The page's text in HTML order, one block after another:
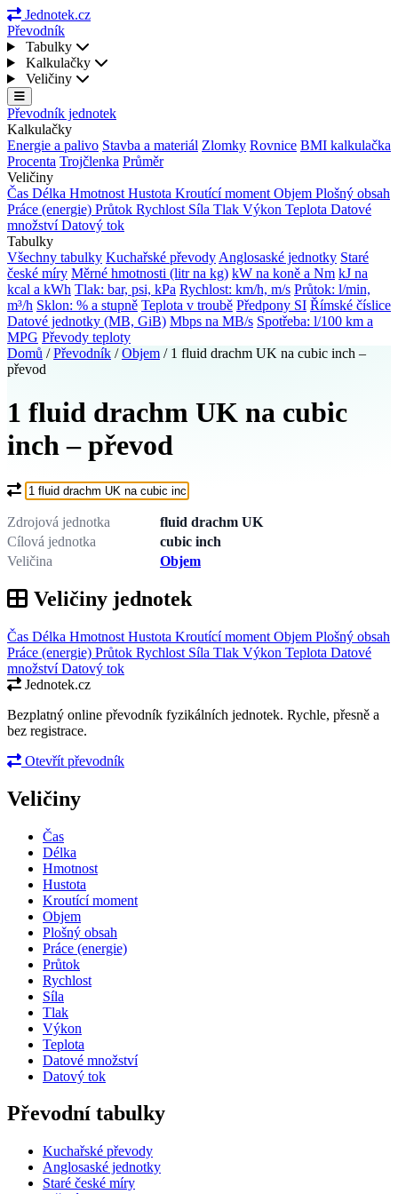
Jednotek.cz
Převodník
Tabulky
Kalkulačky
Veličiny
Převodník jednotek
Kalkulačky
Energie a palivo Stavba a materiál Zlomky Rovnice BMI kalkulačka
Procenta Trojčlenka Průměr
Veličiny
Čas Délka Hmotnost Hustota Kroutící moment Objem Plošný obsah
Práce (energie) Průtok Rychlost Síla Tlak Výkon Teplota Datové
množstvíDatový tok
Tabulky
Všechny tabulky Kuchařské převody Anglosaské jednotky Staré
české míry Měrné hmotnosti (litr na kg) kW na koně a Nm kJ na
kcal a kWh Tlak: bar, psi, kPa Rychlost: km/h, m/s Průtok: l/min,
m³/h Sklon: % a stupně Teplota v troubě Předpony SI Římské číslice
Datové jednotky (MB, GiB) Mbps na MB/s Spotřeba: l/100 km a
MPG Převody teploty
Domů / Převodník / Objem / 1 fluid drachm UK na cubic inch –
převod
1 fluid drachm UK na cubic
inch – převod
Co chcete převést?
Zdrojová jednotka
fluid drachm UK
Cílová jednotka
cubic inch
Veličina
Objem
Veličiny jednotek
Čas Délka Hmotnost Hustota Kroutící moment Objem Plošný obsah
Práce (energie) Průtok Rychlost Síla Tlak Výkon Teplota Datové
množstvíDatový tok
Jednotek.cz
Bezplatný online převodník fyzikálních jednotek. Rychle, přesně a
bez registrace.
Otevřít převodník
Veličiny
Čas
Délka
Hmotnost
Hustota
Kroutící moment
Objem
Plošný obsah
Práce (energie)
Průtok
Rychlost
Síla
Tlak
Výkon
Teplota
Datové množství
Datový tok
Převodní tabulky
Kuchařské převody
Anglosaské jednotky
Staré české míry